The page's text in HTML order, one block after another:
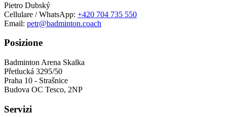
Pietro Dubský
Cellulare / WhatsApp: +420 704 735 550
Email: petr@badminton.coach
Posizione
Badminton Arena Skalka
Přetlucká 3295/50
Praha 10 - Strašnice
Budova OC Tesco, 2NP
Servizi